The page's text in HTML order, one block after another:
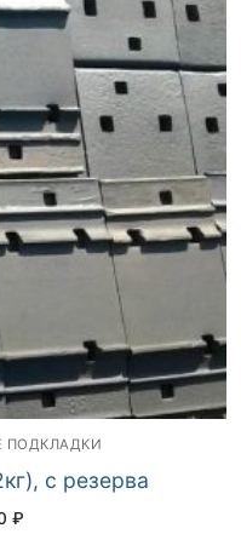
с резерва
₽